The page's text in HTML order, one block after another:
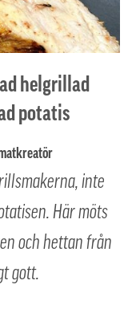
helgrillad
potatis
inte
Här möts
och hettan från
gott.